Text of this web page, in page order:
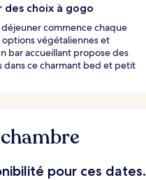
choix à gogo
commence chaque
options végétaliennes et
bar accueillant propose des
dans ce charmant bed et petit
pour ces dates.